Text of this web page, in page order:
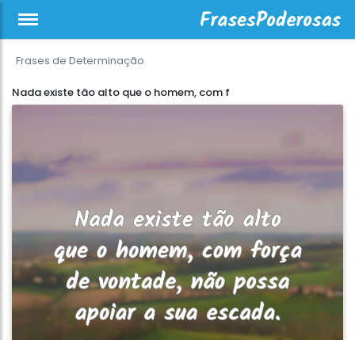
Frases de Determinação
Nada existe tão alto que o homem, com f